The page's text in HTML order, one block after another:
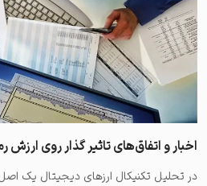
اخبار و اتفاق‌های تاثیر گذار روی ارزش
در تحلیل تکنیکال ارزهای دیجیتال یک